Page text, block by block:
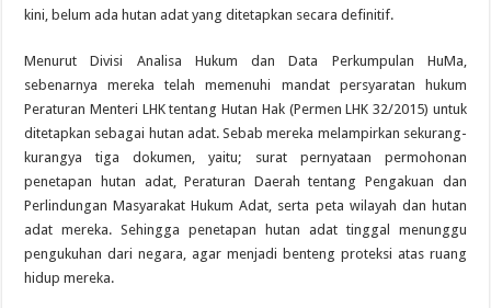
kini, belum ada hutan adat yang ditetapkan secara definitif.
Menurut Divisi Analisa Hukum dan Data Perkumpulan HuMa,
sebenarnya mereka telah memenuhi mandat persyaratan hukum
Peraturan Menteri LHK tentang Hutan Hak (Permen LHK 32/2015) untuk
ditetapkan sebagai hutan adat. Sebab mereka melampirkan sekurang-
kurangya tiga dokumen, yaitu; surat pernyataan permohonan
penetapan hutan adat, Peraturan Daerah tentang Pengakuan dan
Perlindungan Masyarakat Hukum Adat, serta peta wilayah dan hutan
adat mereka. Sehingga penetapan hutan adat tinggal menunggu
pengukuhan dari negara, agar menjadi benteng proteksi atas ruang
hidup mereka.